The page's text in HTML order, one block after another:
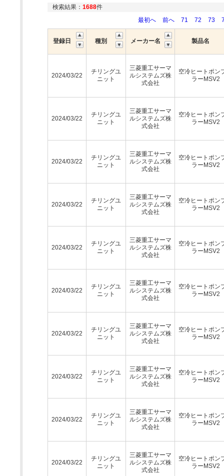
検索結果： 1688件
最初へ
前へ 71 72 73
登録日 種別 メーカー名 製品名
2024/03/22
チリングユ
ニット
三菱重工サーマ
ルシステムズ株
式会社
空冷ヒートポン
ラーMSV2
2024/03/22
チリングユ
ニット
三菱重工サーマ
ルシステムズ株
式会社
空冷ヒートポン
ラーMSV2
2024/03/22
チリングユ
ニット
三菱重工サーマ
ルシステムズ株
式会社
空冷ヒートポン
ラーMSV2
2024/03/22
チリングユ
ニット
三菱重工サーマ
ルシステムズ株
式会社
空冷ヒートポン
ラーMSV2
2024/03/22
チリングユ
ニット
三菱重工サーマ
ルシステムズ株
式会社
空冷ヒートポン
ラーMSV2
2024/03/22
チリングユ
ニット
三菱重工サーマ
ルシステムズ株
式会社
空冷ヒートポン
ラーMSV2
2024/03/22
チリングユ
ニット
三菱重工サーマ
ルシステムズ株
式会社
空冷ヒートポン
ラーMSV2
2024/03/22
チリングユ
ニット
三菱重工サーマ
ルシステムズ株
式会社
空冷ヒートポン
ラーMSV2
2024/03/22
チリングユ
ニット
三菱重工サーマ
ルシステムズ株
式会社
空冷ヒートポン
ラーMSV2
2024/03/22
チリングユ
ニット
三菱重工サーマ
ルシステムズ株
式会社
空冷ヒートポン
ラーMSV2